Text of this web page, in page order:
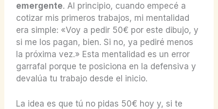
emergente. Al principio, cuando empecé a
cotizar mis primeros trabajos, mi mentalidad
era simple: «Voy a pedir 50€ por este dibujo, y
si me los pagan, bien. Si no, ya pediré menos
la próxima vez.» Esta mentalidad es un error
garrafal porque te posiciona en la defensiva y
devalúa tu trabajo desde el inicio.
La idea es que tú no pidas 50€ hoy y, si te